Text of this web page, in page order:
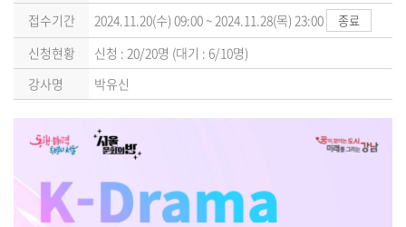
접수기간
2024.11.20(수) 09:00 ~ 2024.11.28(목) 23:00 종료
신청현황
신청 : 20/20명 (대기 : 6/10명)
강사명
박유신